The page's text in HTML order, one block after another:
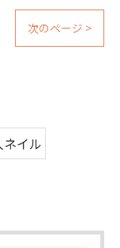
次のページ >
イル